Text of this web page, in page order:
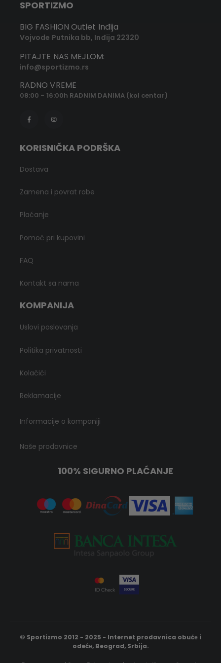
SPORTIZMO
BIG FASHION Outlet Inđija
Vojvode Putnika bb, Inđija 22320
PITAJTE NAS MEJLOM:
info@sportizmo.rs
RADNO VREME
08:00 - 16:00h RADNIM DANIMA (kol centar)
KORISNIČKA PODRŠKA
Dostava
Zamena i povrat robe
Plaćanje
Pomoć pri kupovini
FAQ
Kontakt sa nama
KOMPANIJA
Uslovi poslovanja
Politika privatnosti
Kolačići
Reklamacije
Informacije o kompaniji
Naše prodavnice
100% SIGURNO PLAĆANJE
© Sportizmo 2012 - 2025 - Internet prodavnica obućе i
odećе, Beograd, Srbija.